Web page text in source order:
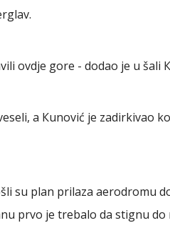
ovdje gore - dodao je u šali
a Кunović je zadirkivao
su plan prilaza aerodromu
prvo je trebalo da stignu